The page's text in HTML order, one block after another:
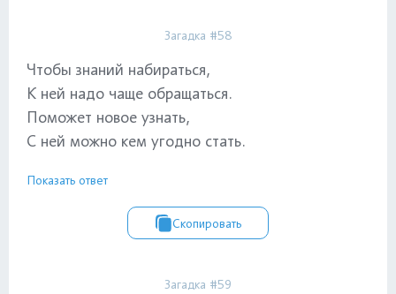
Загадка #58
Чтобы знаний набираться,
К ней надо чаще обращаться.
Поможет новое узнать,
С ней можно кем угодно стать.
Показать ответ
Скопировать
Загадка #59